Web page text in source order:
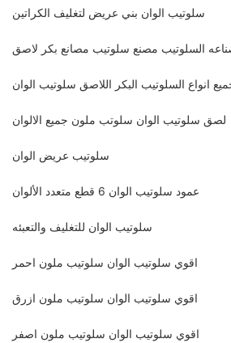
سلوتيب الوان بني عريض لتغليف الكراتين
السلوتيب مصنع سلوتيب مصانع بكر لاصق
انواع السلوتيب البكر اللاصق سلوتيب الوان
لصق سلوتيب الوان سلوتب ملون جميع الالوان
سلوتيب عريض الوان
عمود سلوتيب الوان 6 قطع متعدد الألوان
سلوتيب الوان للتغليف والتعبئه
اقوي سلوتيب الوان سلوتيب ملون احمر
اقوي سلوتيب الوان سلوتيب ملون ازرق
اقوي سلوتيب الوان سلوتيب ملون اصفر